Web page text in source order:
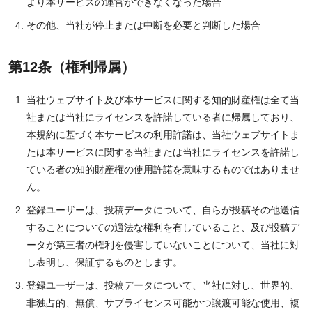
その他、当社が停止または中断を必要と判断した場合
第12条（権利帰属）
当社ウェブサイト及び本サービスに関する知的財産権は全て当
社または当社にライセンスを許諾している者に帰属しており、
本規約に基づく本サービスの利用許諾は、当社ウェブサイトま
たは本サービスに関する当社または当社にライセンスを許諾し
ている者の知的財産権の使用許諾を意味するものではありませ
ん。
登録ユーザーは、投稿データについて、自らが投稿その他送信
することについての適法な権利を有していること、及び投稿デ
ータが第三者の権利を侵害していないことについて、当社に対
し表明し、保証するものとします。
登録ユーザーは、投稿データについて、当社に対し、世界的、
非独占的、無償、サブライセンス可能かつ譲渡可能な使用、複